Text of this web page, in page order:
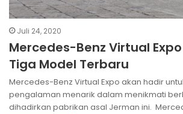
Juli 24, 2020
Mercedes-Benz Virtual
Tiga Model Terbaru
Mercedes-Benz Virtual Expo akan hadir
pengalaman menarik dalam menikmati
dihadirkan pabrikan asal Jerman ini.